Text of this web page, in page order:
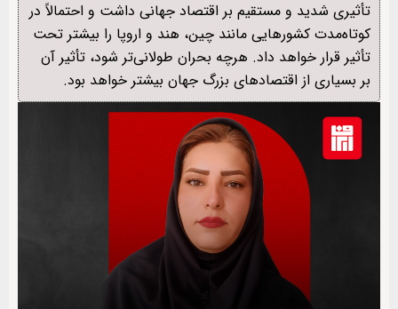
تأثیری شدید و مستقیم بر اقتصاد جهانی داشت و احتمالاً در
کوتاه‌مدت کشورهایی مانند چین، هند و اروپا را بیشتر تحت
تأثیر قرار خواهد داد. هرچه بحران طولانی‌تر شود، تأثیر آن
بر بسیاری از اقتصادهای بزرگ جهان بیشتر خواهد بود.